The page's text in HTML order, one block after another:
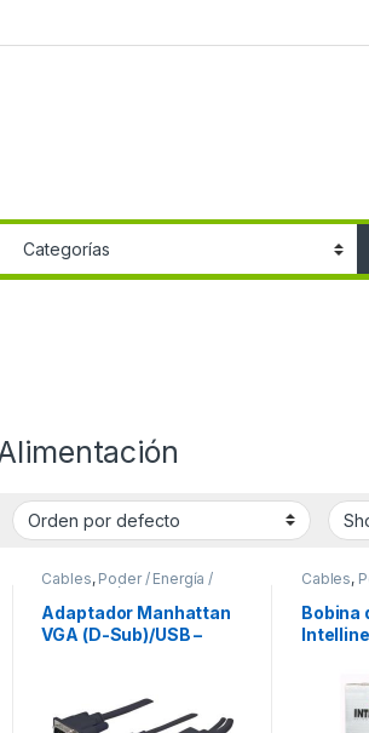
Cables, Poder / Energía /
Alimentación
Adaptador Manhattan
VGA (D-Sub)/USB –
HDMI + AUDIO Y AC VIA
USB
Cables,
Bobina
ROLLO